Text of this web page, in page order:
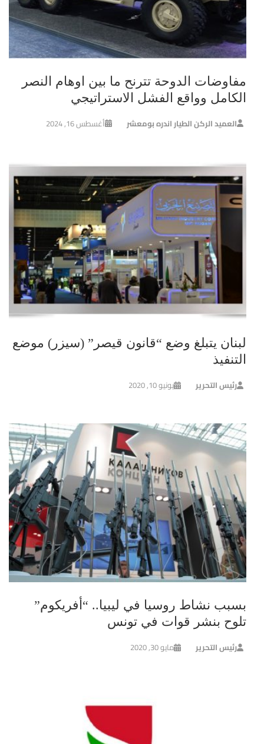
مفاوضات الدوحة تترنح ما بين اوهام النصر
الكامل وواقع الفشل الاستراتيجي
العميد الركن الطيار اندره بومعشر أغسطس 16, 2024
لبنان يتبلغ وضع “قانون قيصر” (سيزر) موضع
التنفيذ
رئيس التحرير يونيو 10, 2020
بسبب نشاط روسيا في ليبيا.. “أفريكوم”
تلوح بنشر قوات في تونس
رئيس التحرير مايو 30, 2020